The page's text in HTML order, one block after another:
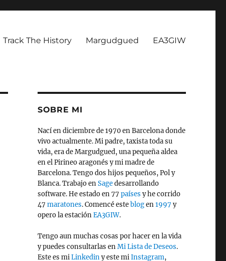
Track The History Margudgued EA3GIW
SOBRE MI
Nací en diciembre de 1970 en Barcelona donde
vivo actualmente. Mi padre, taxista toda su
vida, era de Margudgued, una pequeña aldea
en el Pirineo aragonés y mi madre de
Barcelona. Tengo dos hijos pequeños, Pol y
Blanca. Trabajo enSagedesarrollando
software. He estado en 77 países y he corrido
47 maratones. Comencé esteblogen1997 y
opero la estaciónEA3GIW.
Tengo aun muchas cosas por hacer en la vida
y puedes consultarlas enMi Lista de Deseos.
Este es miLinkediny este miInstagram,